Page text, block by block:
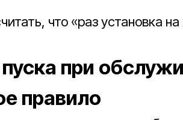
что «раз установка
при
правило